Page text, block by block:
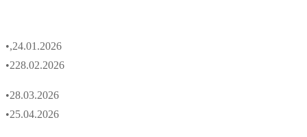
•,24.01.2026
•228.02.2026
•28.03.2026
•25.04.2026